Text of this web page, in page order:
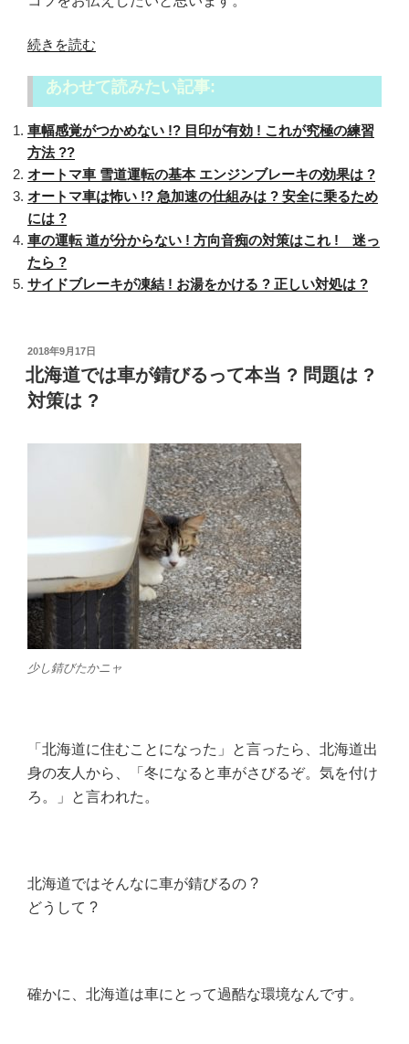
“車
れ
の
コ
ツ
は
ミ
ラ
ー
?
ら
顔
を
続きを読む
あわせて読みたい記事:
車幅感覚がつかめない !? 目印が有効 ! これが究極の練習
方法 ??
オートマ車 雪道運転の基本 エンジンブレーキの効果は ?
オートマ車は怖い !? 急加速の仕組みは ? 安全に乗るため
には ?
車の運転 道が分からない ! 方向音痴の対策はこれ ! 迷っ
たら ?
サイドブレーキが凍結 ! お湯をかける ? 正しい対処は ?
投
稿
日:
2018年9月17日
北海道では車が錆びるって本当 ? 問題は ?
対策は ?
少し錆びたかニャ
「北海道に住むことになった」と言ったら、北海道出
身の友人から、「冬になると車がさびるぞ。気を付け
ろ。」と言われた。
北海道ではそんなに車が錆びるの ?
どうして ?
確かに、北海道は車にとって過酷な環境なんです。